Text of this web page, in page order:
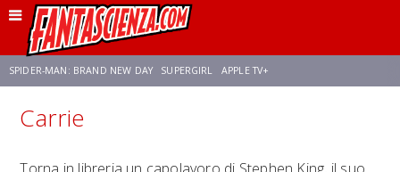
SPIDER-MAN: BRAND NEW DAY SUPERGIRL APPLE TV+
FRANCO RICCIARDIELLO
Carrie